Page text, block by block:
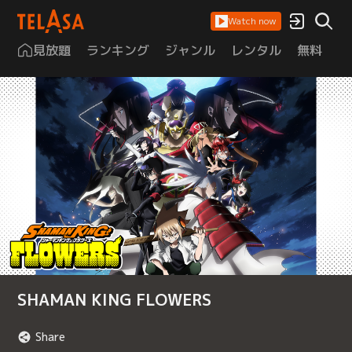
Watch now
見放題 ランキング ジャンル レンタル 無料
SHAMAN KING FLOWERS
Share